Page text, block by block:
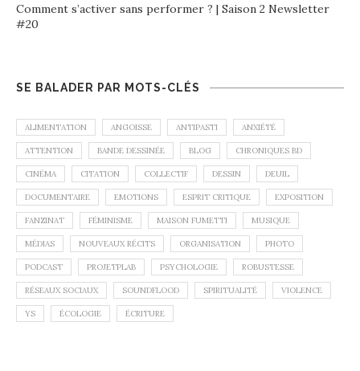
Comment s’activer sans performer ? | Saison 2 Newsletter
#20
SE BALADER PAR MOTS-CLÉS
ALIMENTATION ANGOISSE ANTIPASTI ANXIÉTÉ
ATTENTION BANDE DESSINÉE BLOG CHRONIQUES BD
CINÉMA CITATION COLLECTIF DESSIN DEUIL
DOCUMENTAIRE EMOTIONS ESPRIT CRITIQUE EXPOSITION
FANZINAT FÉMINISME MAISON FUMETTI MUSIQUE
MÉDIAS NOUVEAUX RÉCITS ORGANISATION PHOTO
PODCAST PROJETPLAB PSYCHOLOGIE ROBUSTESSE
RÉSEAUX SOCIAUX SOUNDFLOOD SPIRITUALITÉ VIOLENCE
YS ÉCOLOGIE ÉCRITURE